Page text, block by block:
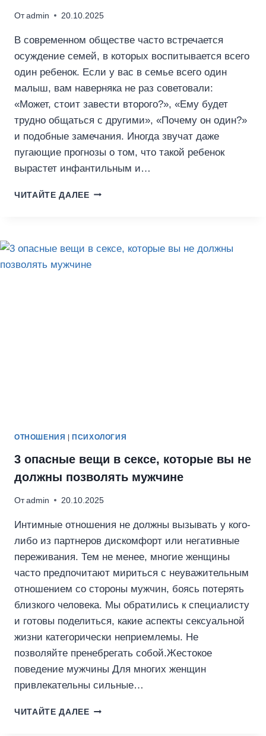
От admin 20.10.2025
В современном обществе часто встречается
осуждение семей, в которых воспитывается всего
один ребенок. Если у вас в семье всего один
малыш, вам наверняка не раз советовали:
«Может, стоит завести второго?», «Ему будет
трудно общаться с другими», «Почему он один?»
и подобные замечания. Иногда звучат даже
пугающие прогнозы о том, что такой ребенок
вырастет инфантильным и…
ЧИТАЙТЕ ДАЛЕЕЕДИНСТВЕННЫЙ
МИФЫ
ОТНОШЕНИЯ ПСИХОЛОГИЯ
3 опасные вещи в сексе, которые вы не
должны позволять мужчине
От admin 20.10.2025
Интимные отношения не должны вызывать у кого-
либо из партнеров дискомфорт или негативные
переживания. Тем не менее, многие женщины
часто предпочитают мириться с неуважительным
отношением со стороны мужчин, боясь потерять
близкого человека. Мы обратились к специалисту
и готовы поделиться, какие аспекты сексуальной
жизни категорически неприемлемы. Не
позволяйте пренебрегать собой.Жестокое
поведение мужчины Для многих женщин
привлекательны сильные…
ЧИТАЙТЕ ДАЛЕЕ3